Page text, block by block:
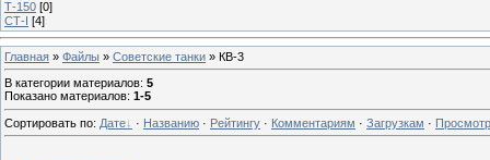
Т-150 [0]
СТ-I [4]
Главная » Файлы » Советские танки » КВ-3
В категории материалов: 5
Показано материалов: 1-5
Сортировать по: Дате · Названию · Рейтингу · Комментариям · Загрузкам ·